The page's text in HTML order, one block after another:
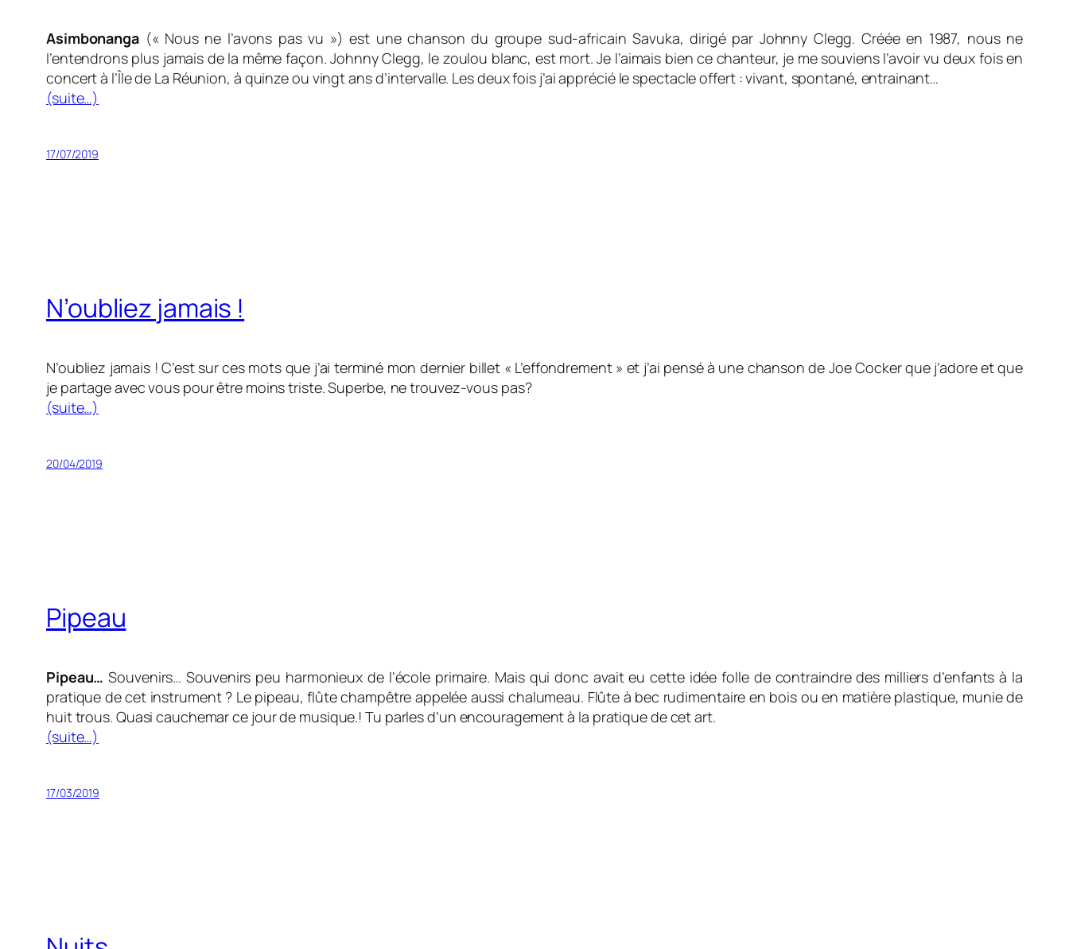
Asimbonanga(« Nous ne l’avons pas vu ») est une chanson du groupe sud-africain Savuka, dirigé par Johnny Clegg. Créée en 1987, nous ne
l’entendrons plus jamais de la même façon. Johnny Clegg, le zoulou blanc, est mort. Je l’aimais bien ce chanteur, je me souviens l’avoir vu deux fois en
concert à l’Île de La Réunion, à quinze ou vingt ans d’intervalle. Les deux fois j’ai apprécié le spectacle offert : vivant, spontané, entrainant…
(suite…)
17/07/2019
N’oubliez jamais !
N’oubliez jamais ! C’est sur ces mots que j’ai terminé mon dernier billet « L’effondrement » et j’ai pensé à une chanson de Joe Cocker que j’adore et que
je partage avec vous pour être moins triste. Superbe, ne trouvez-vous pas?
(suite…)
20/04/2019
Pipeau
Pipeau…Souvenirs… Souvenirs peu harmonieux de l’école primaire. Mais qui donc avait eu cette idée folle de contraindre des milliers d’enfants à la
pratique de cet instrument ? Le pipeau, flûte champêtre appelée aussi chalumeau. Flûte à bec rudimentaire en bois ou en matière plastique, munie de
huit trous. Quasi cauchemar ce jour de musique.! Tu parles d’un encouragement à la pratique de cet art.
(suite…)
17/03/2019